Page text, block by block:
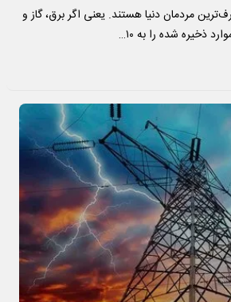
مردمان دنیا هستند. یعنی اگر برق، گاز و
ذخیره شده را به ۱۰…